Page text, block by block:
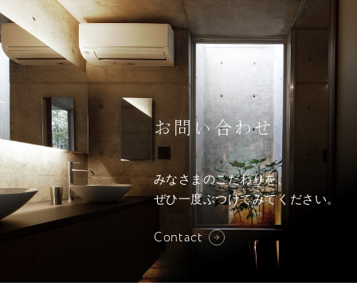
お問い合わせ
みなさまのこだわりを、
ぜひ一度ぶつけてみてください。
Contact